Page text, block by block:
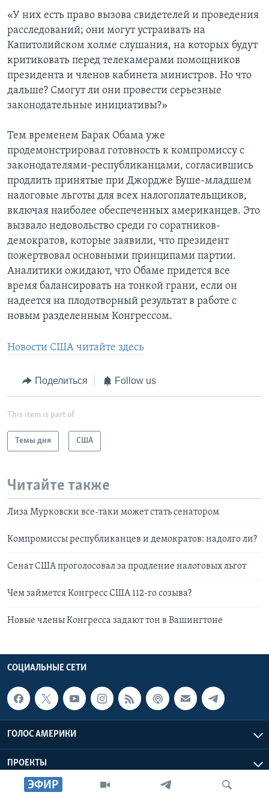
ЭФИР
«У них есть право вызова свидетелей и проведения
расследований; они могут устраивать на
Капитолийском холме слушания, на которых будут
критиковать перед телекамерами помощников
президента и членов кабинета министров. Но что
дальше? Смогут ли они провести серьезные
законодательные инициативы?»
Тем временем Барак Обама уже
продемонстрировал готовность к компромиссу с
законодателями-республиканцами, согласившись
продлить принятые при Джордже Буше-младшем
налоговые льготы для всех налогоплательщиков,
включая наиболее обеспеченных американцев. Это
вызвало недовольство среди го соратников-
демократов, которые заявили, что президент
пожертвовал основными принципами партии.
Аналитики ожидают, что Обаме придется все
время балансировать на тонкой грани, если он
надеется на плодотворный результат в работе с
новым разделенным Конгрессом.
Новости США читайте здесь
Поделиться Follow us
This item is part of
Темы дня США
Читайте также
Лиза Мурковски все-таки может стать сенатором
Компромиссы республиканцев и демократов: надолго ли?
Сенат США проголосовал за продление налоговых льгот
Чем займется Конгресс США 112-го созыва?
Новые члены Конгресса задают тон в Вашингтоне
СОЦИАЛЬНЫЕ СЕТИ
ГОЛОС АМЕРИКИ
ПРОЕКТЫ